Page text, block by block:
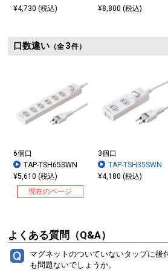
¥4,730 (税込)
¥8,800 (税込)
口数違い（全 3件）
6個口
TAP-TSH65SWN
¥5,610 (税込)
現在のページ
3個口
TAP-TSH35SWN
¥4,180 (税込)
よくある質問（Q&A）
マグネットのついていないタップに後
も問題ないでしょうか。